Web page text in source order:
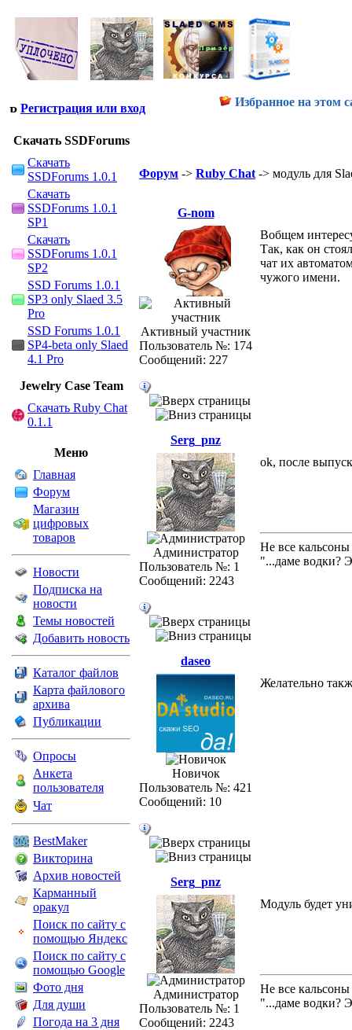
Регистрация или вход Избранное на этом
Скачать SSDForums
Скачать
SSDForums 1.0.1
Скачать
SSDForums 1.0.1
SP1
Скачать
SSDForums 1.0.1
SP2
SSD Forums 1.0.1
SP3 only Slaed 3.5
Pro
SSD Forums 1.0.1
SP4-beta only Slaed
4.1 Pro
Jewelry Сase Team
Скачать Ruby Chat
0.1.1
Меню
Главная
Форум
Магазин
цифровых
товаров
Новости
Подписка на
новости
Темы новостей
Добавить новость
Каталог файлов
Карта файлового
архива
Публикации
Опросы
Анкета
пользователя
Чат
BestMaker
Викторина
Архив новостей
Карманный
оракул
Поиск по сайту с
помощью Яндекс
Поиск по сайту с
помощью Google
Фото дня
Для души
Погода на 3 дня
Форум -> Ruby Chat -> модуль для
G-nom
Активный участник
Пользователь №: 174
Сообщений: 227
Вобщем
Так, как он
чат их
чужого имени.
Serg_pnz
Администратор
Пользователь №: 1
Сообщений: 2243
ok, после
Не все
"...даме водки?
daseo
Новичок
Пользователь №: 421
Сообщений: 10
Желательно
Serg_pnz
Администратор
Пользователь №: 1
Сообщений: 2243
Модуль будет
Не все
"...даме водки?